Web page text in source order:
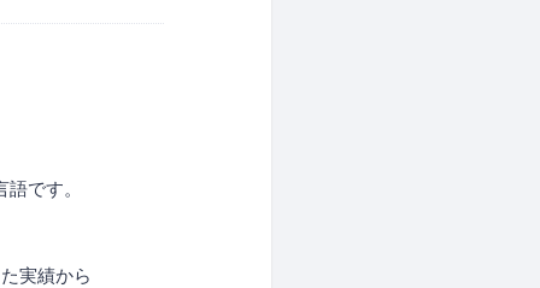
です。
実績から